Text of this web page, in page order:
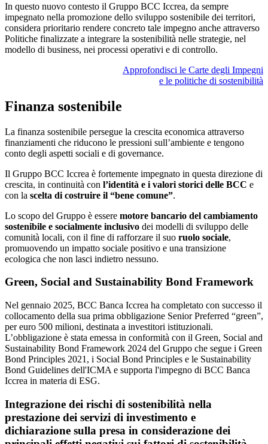
In questo nuovo contesto il Gruppo BCC Iccrea, da sempre
impegnato nella promozione dello sviluppo sostenibile dei territori,
considera prioritario rendere concreto tale impegno anche attraverso
Politiche finalizzate a integrare la sostenibilità nelle strategie, nel
modello di business, nei processi operativi e di controllo.
Approfondisci le Carte degli Impegni
e le politiche di sostenibilità
Finanza sostenibile
La finanza sostenibile persegue la crescita economica attraverso
finanziamenti che riducono le pressioni sull’ambiente e tengono
conto degli aspetti sociali e di governance.
Il Gruppo BCC Iccrea è fortemente impegnato in questa direzione di
crescita, in continuità con l’identità e i valori storici delle BCC e
con la scelta di costruire il “bene comune”.
Lo scopo del Gruppo è essere motore bancario del cambiamento
sostenibile e socialmente inclusivo dei modelli di sviluppo delle
comunità locali, con il fine di rafforzare il suo ruolo sociale,
promuovendo un impatto sociale positivo e una transizione
ecologica che non lasci indietro nessuno.
Green, Social and Sustainability Bond Framework
Nel gennaio 2025, BCC Banca Iccrea ha completato con successo il
collocamento della sua prima obbligazione Senior Preferred “green”,
per euro 500 milioni, destinata a investitori istituzionali.
L’obbligazione è stata emessa in conformità con il Green, Social and
Sustainability Bond Framework 2024 del Gruppo che segue i Green
Bond Principles 2021, i Social Bond Principles e le Sustainability
Bond Guidelines dell'ICMA e supporta l'impegno di BCC Banca
Iccrea in materia di ESG.
Integrazione dei rischi di sostenibilità nella
prestazione dei servizi di investimento e
dichiarazione sulla presa in considerazione dei